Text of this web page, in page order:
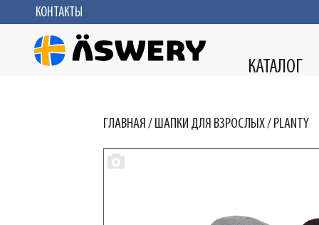
КОНТАКТЫ
КАТАЛОГ
ГЛАВНАЯ / ШАПКИ ДЛЯ ВЗРОСЛЫХ/ PLANTY